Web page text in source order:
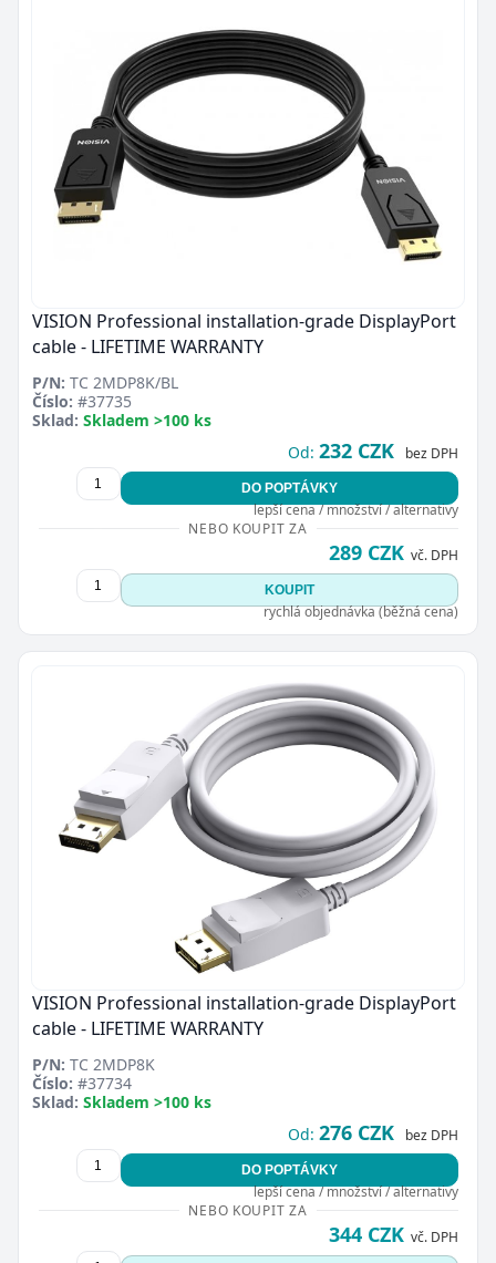
Zavřít
VISION Professional installation-grade DisplayPort
cable - LIFETIME WARRANTY
P/N: TC 2MDP8K/BL
Číslo: #37735
Sklad: Skladem >100 ks
Od: 232 CZK bez DPH
DO POPTÁVKY
lepší cena / množství / alternativy
NEBO KOUPIT ZA
289 CZK vč. DPH
KOUPIT
rychlá objednávka (běžná cena)
VISION Professional installation-grade DisplayPort
cable - LIFETIME WARRANTY
P/N: TC 2MDP8K
Číslo: #37734
Sklad: Skladem >100 ks
Od: 276 CZK bez DPH
DO POPTÁVKY
lepší cena / množství / alternativy
NEBO KOUPIT ZA
344 CZK vč. DPH